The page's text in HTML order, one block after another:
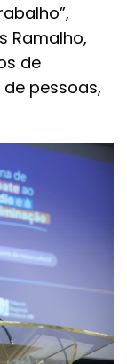
Ramalho,
de
pessoas,